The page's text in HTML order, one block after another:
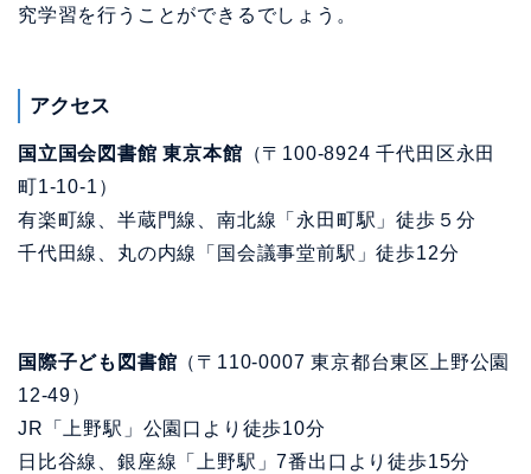
究学習を行うことができるでしょう。
アクセス
国立国会図書館 東京本館 （〒100-8924 千代田区永田
町1-10-1）
有楽町線、半蔵門線、南北線「永田町駅」徒歩５分
千代田線、丸の内線「国会議事堂前駅」徒歩12分
国際子ども図書館 （〒110-0007 東京都台東区上野公園
12-49）
JR「上野駅」公園口より徒歩10分
日比谷線、銀座線「上野駅」7番出口より徒歩15分